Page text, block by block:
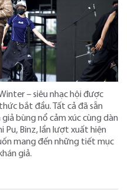
– siêu nhạc hội được
bắt đầu. Tất cả đã sẵn
bùng nổ cảm xúc cùng dàn
Pu, Binz, lần lượt xuất hiện
mang đến những tiết mục
giả.